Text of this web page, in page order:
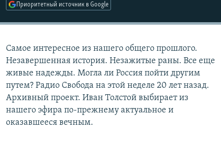
Приоритетный источник в Google
Самое интересное из нашего общего прошлого.
Незавершенная история. Незажитые раны. Все еще
живые надежды. Могла ли Россия пойти другим
путем? Радио Свобода на этой неделе 20 лет назад.
Архивный проект. Иван Толстой выбирает из
нашего эфира по-прежнему актуальное и
оказавшееся вечным.